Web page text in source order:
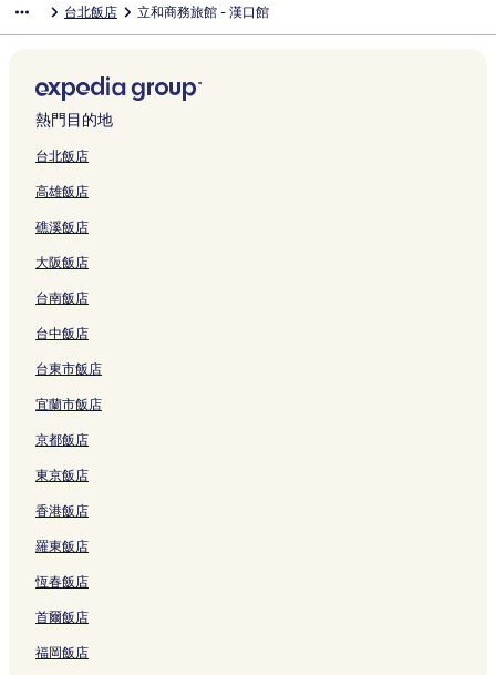
l
結
g
g
的
連
結
連
結
H
s
e
的
連
a
i
r
p
o
t
y
I
H
G
連
H
e
l
T
a
p
i
的
連
結
的
連
l
i
m
e
n
連
e
連
結
l
n
c
h
o
g
連
結
O
r
n
t
a
l
T
i
p
e
i
連
4
S
e
l
f
h
c
k
-
I
H
t
e
l
的
連
結
o
l
的
連
結
n
連
結
u
u
a
n
g
o
e
l
的
連
台北飯店 立和商務旅館 - 漢口館
熱門目的地
台北飯店
高雄飯店
礁溪飯店
大阪飯店
台南飯店
台中飯店
台東市飯店
宜蘭市飯店
京都飯店
東京飯店
香港飯店
羅東飯店
恆春飯店
首爾飯店
福岡飯店